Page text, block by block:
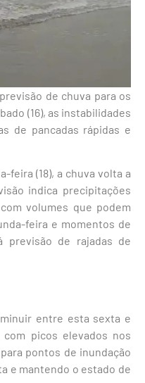
de chuva para os
(16), as instabilidades
de pancadas rápidas e
feira (18), a chuva volta a
indica precipitações
volumes que podem
feira e momentos de
previsão de rajadas de
entre esta sexta e
picos elevados nos
pontos de inundação
e mantendo o estado de